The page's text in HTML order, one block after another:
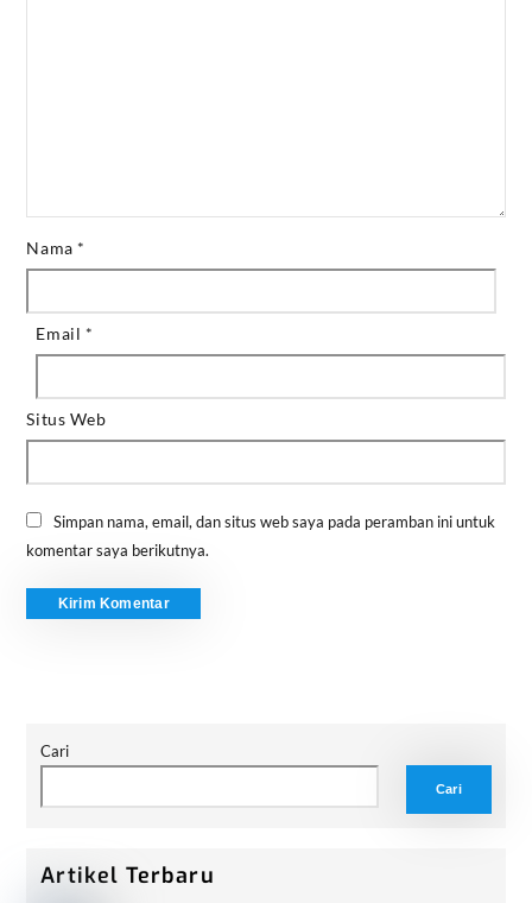
Nama *
Email *
Situs Web
Simpan nama, email, dan situs web saya pada peramban ini untuk
komentar saya berikutnya.
Cari
Cari
Artikel Terbaru